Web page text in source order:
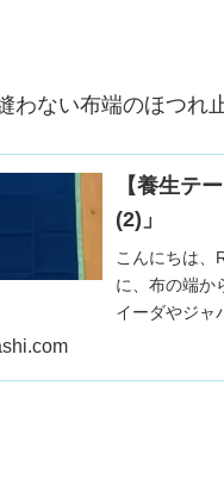
わない布端のほつれ
【養生テ
(2)」
こんにちは、
に、布の端か
イーダやジャ